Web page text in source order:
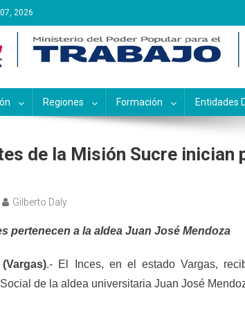
2026
Nacional de
Regiones Formación Entidades
de la Misión Sucre inician
Gilberto Daly
pertenecen a la aldea Juan José Mendoza
.- El Inces, en el estado Vargas,
de la aldea universitaria Juan José